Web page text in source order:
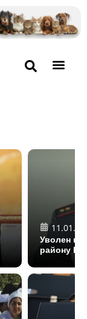
Уволен
району